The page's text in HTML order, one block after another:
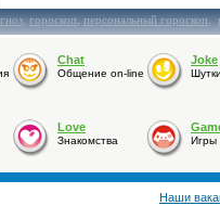
,гороскоп,персональный гороскоп,
Chat
Общение on-line
Joke
Love
Знакомства Игры
Наши